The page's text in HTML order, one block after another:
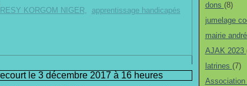
KORGOM NIGER, apprentissage handicapés
le 3 décembre 2017 à 16 heures
dons (8)
jumelage
mairie
AJAK 2023
latrines (7)
Association